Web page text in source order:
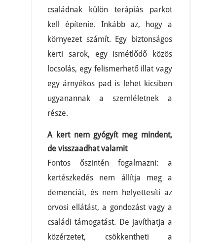
családnak külön terápiás parkot
kell építenie. Inkább az, hogy a
környezet számít. Egy biztonságos
kerti sarok, egy ismétlődő közös
locsolás, egy felismerhető illat vagy
egy árnyékos pad is lehet kicsiben
ugyanannak a szemléletnek a
része.
A kert nem gyógyít meg mindent,
de visszaadhat valamit
Fontos őszintén fogalmazni: a
kertészkedés nem állítja meg a
demenciát, és nem helyettesíti az
orvosi ellátást, a gondozást vagy a
családi támogatást. De javíthatja a
közérzetet, csökkentheti a